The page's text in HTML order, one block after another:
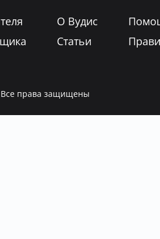
О Вудис
Статьи
права защищены